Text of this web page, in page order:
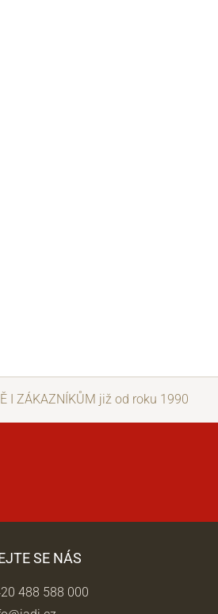
I ZÁKAZNÍKŮM již od roku 1990
SE NÁS
488 588 000